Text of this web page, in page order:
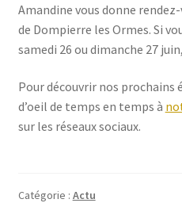
Amandine vous donne
de Dompierre les Ormes. Si
samedi 26 ou dimanche 27
Pour découvrir nos prochains
d’oeil de temps en temps à
sur les réseaux sociaux.
Catégorie : Actu